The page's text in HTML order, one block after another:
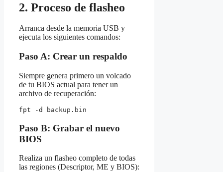
2. Proceso de flasheo
Arranca desde la memoria USB y
ejecuta los siguientes comandos:
Paso A: Crear un respaldo
Siempre genera primero un volcado
de tu BIOS actual para tener un
archivo de recuperación:
fpt -d backup.bin
Paso B: Grabar el nuevo
BIOS
Realiza un flasheo completo de todas
las regiones (Descriptor, ME y BIOS):